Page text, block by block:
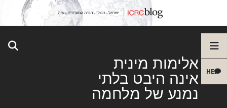
HE
אלימות מינית
אינה היבט בלתי
נמנע של מלחמה